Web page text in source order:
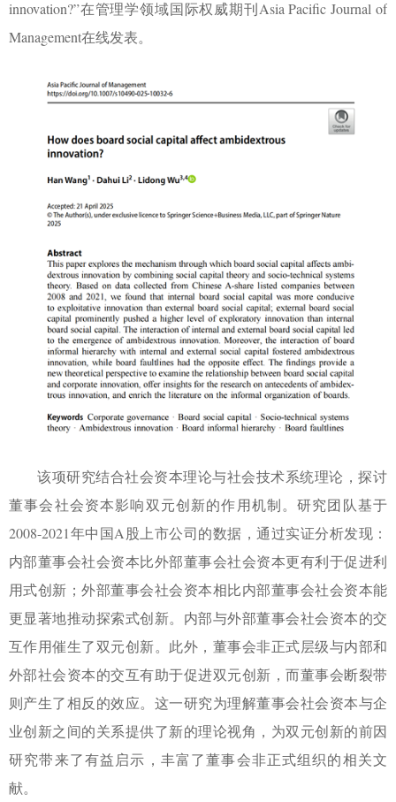
innovation?”在管理学领域国际权威期刊Asia Pacific Journal of
Management在线发表。
该项研究结合社会资本理论与社会技术系统理论，探讨
董事会社会资本影响双元创新的作用机制。研究团队基于
2008-2021年中国A 股上市公司的数据，通过实证分析发现：
内部董事会社会资本比外部董事会社会资本更有利于促进利
用式创新；外部董事会社会资本相比内部董事会社会资本能
更显著地推动探索式创新。内部与外部董事会社会资本的交
互作用催生了双元创新。此外，董事会非正式层级与内部和
外部社会资本的交互有助于促进双元创新，而董事会断裂带
则产生了相反的效应。这一研究为理解董事会社会资本与企
业创新之间的关系提供了新的理论视角，为双元创新的前因
研究带来了有益启示，丰富了董事会非正式组织的相关文
献。